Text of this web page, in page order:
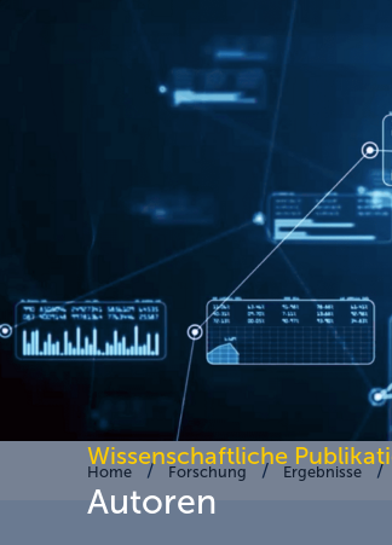
Wissenschaftliche
Autoren
Home Forschung Ergebnisse